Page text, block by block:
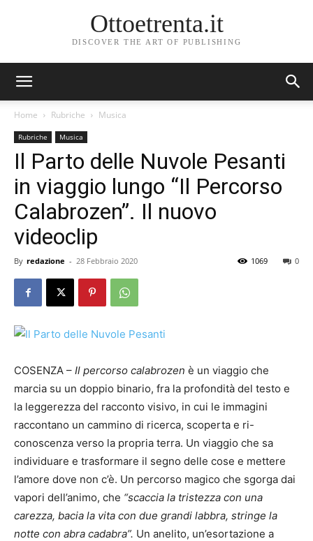
Ottoetrenta.it
DISCOVER THE ART OF PUBLISHING
Home Rubriche Musica
Rubriche Musica
Il Parto delle Nuvole Pesanti
in viaggio lungo “Il Percorso
Calabrozen”. Il nuovo
videoclip
By redazione - 28 Febbraio 2020 0
1069
COSENZA – Il percorso calabrozen è un viaggio che
marcia su un doppio binario, fra la profondità del testo e
la leggerezza del racconto visivo, in cui le immagini
raccontano un cammino di ricerca, scoperta e ri-
conoscenza verso la propria terra. Un viaggio che sa
individuare e trasformare il segno delle cose e mettere
l’amore dove non c’è. Un percorso magico che sgorga dai
vapori dell’animo, che “scaccia la tristezza con una
carezza, bacia la vita con due grandi labbra, stringe la
notte con abra cadabra”. Un anelito, un’esortazione a